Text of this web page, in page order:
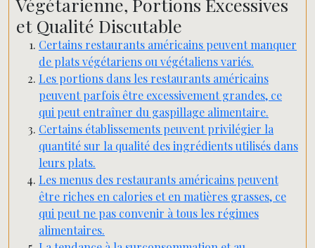
et Qualité Discutable
Certains restaurants américains peuvent manquer
de plats végétariens ou végétaliens variés.
Les portions dans les restaurants américains
peuvent parfois être excessivement grandes, ce
qui peut entraîner du gaspillage alimentaire.
Certains établissements peuvent privilégier la
quantité sur la qualité des ingrédients utilisés dans
leurs plats.
Les menus des restaurants américains peuvent
être riches en calories et en matières grasses, ce
qui peut ne pas convenir à tous les régimes
alimentaires.